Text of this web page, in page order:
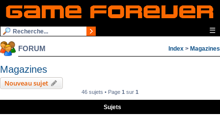
☰
FORUM Index > Magazines
Magazines
Nouveau sujet
46 sujets • Page 1 sur 1
Sujets